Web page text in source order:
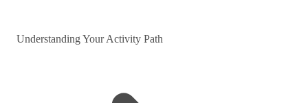
Understanding Your Activity Path